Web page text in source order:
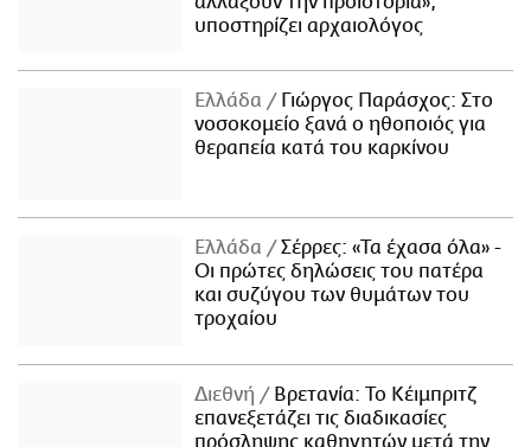
υποστηρίζει αρχαιολόγος
Ελλάδα
Γιώργος Παράσχος: Στο
νοσοκομείο ξανά ο ηθοποιός για
θεραπεία κατά του καρκίνου
Ελλάδα
Σέρρες: «Τα έχασα όλα» -
Οι πρώτες δηλώσεις του πατέρα
και συζύγου των θυμάτων του
τροχαίου
Διεθνή
Βρετανία: Το Κέιμπριτζ
επανεξετάζει τις διαδικασίες
πρόσληψης καθηγητών μετά την